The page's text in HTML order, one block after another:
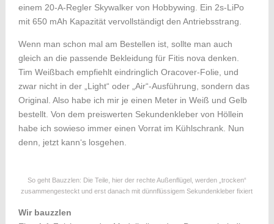
einem 20-A-Regler Skywalker von Hobbywing. Ein 2s-LiPo
mit 650 mAh Kapazität vervollständigt den Antriebsstrang.
Wenn man schon mal am Bestellen ist, sollte man auch
gleich an die passende Bekleidung für Fitis nova denken.
Tim Weißbach empfiehlt eindringlich Oracover-Folie, und
zwar nicht in der „Light“ oder „Air“-Ausführung, sondern das
Original. Also habe ich mir je einen Meter in Weiß und Gelb
bestellt. Von dem preiswerten Sekundenkleber von Höllein
habe ich sowieso immer einen Vorrat im Kühlschrank. Nun
denn, jetzt kann‘s losgehen.
So geht Bauzzlen: Die Teile, hier der rechte Außenflügel, werden „trocken“
zusammengesteckt und erst danach mit dünnflüssigem Sekundenkleber fixiert
Wir bauzzlen